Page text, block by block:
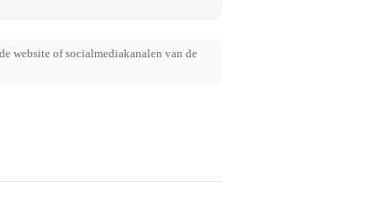
website of socialmediakanalen van de